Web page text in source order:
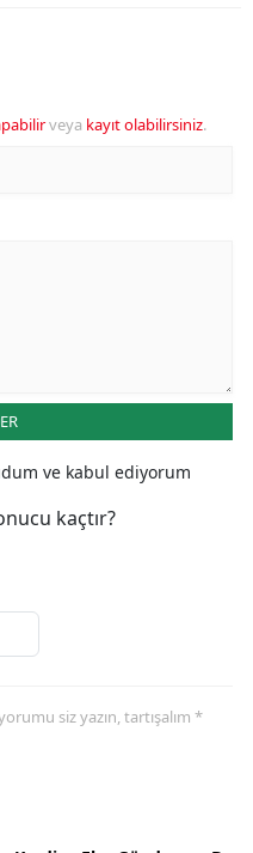
veya kayıt olabilirsiniz.
ve kabul ediyorum
kaçtır?
siz yazın, tartışalım *